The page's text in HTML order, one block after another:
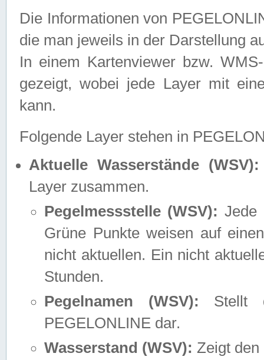
Die Informationen von
die man jeweils in der Darstellung
In einem Kartenviewer bzw.
gezeigt, wobei jede Layer mit
kann.
Folgende Layer stehen in
Aktuelle Wasserstände (WSV):
Layer zusammen.
Pegelmessstelle (WSV): Jede
Grüne Punkte weisen auf
nicht aktuellen. Ein nicht
Stunden.
Pegelnamen (WSV): Stellt
PEGELONLINE dar.
Wasserstand (WSV): Zeigt den